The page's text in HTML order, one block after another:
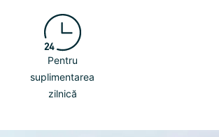
Pentru
suplimentarea
zilnică